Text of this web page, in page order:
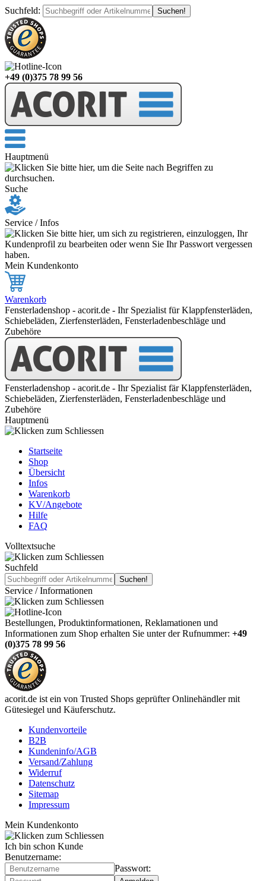
Suchfeld:
+49 (0)375 78 99 56
Hauptmenü
Suche
Service / Infos
Mein Kundenkonto
Warenkorb
Fensterladenshop - acorit.de - Ihr Spezialist für Klappfensterläden,
Schiebeläden, Zierfensterläden, Fensterladenbeschläge und
Zubehöre
Fensterladenshop - acorit.de - Ihr Spezialist fär Klappfensterläden,
Schiebeläden, Zierfensterläden, Fensterladenbeschläge und
Zubehöre
Hauptmenü
Startseite
Shop
Übersicht
Infos
Warenkorb
KV/Angebote
Hilfe
FAQ
Volltextsuche
Suchfeld
Service / Informationen
Bestellungen, Produktinformationen, Reklamationen und
Informationen zum Shop erhalten Sie unter der Rufnummer: +49
(0)375 78 99 56
acorit.de ist ein von Trusted Shops geprüfter Onlinehändler mit
Gütesiegel und Käuferschutz.
Kundenvorteile
B2B
Kundeninfo/AGB
Versand/Zahlung
Widerruf
Datenschutz
Sitemap
Impressum
Mein Kundenkonto
Ich bin schon Kunde
Benutzername:
Passwort: